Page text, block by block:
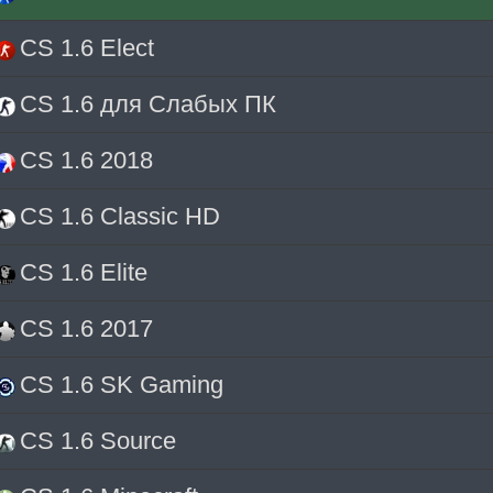
CS 1.6 Elect
CS 1.6 для Слабых ПК
CS 1.6 2018
CS 1.6 Classic HD
CS 1.6 Elite
CS 1.6 2017
CS 1.6 SK Gaming
CS 1.6 Source